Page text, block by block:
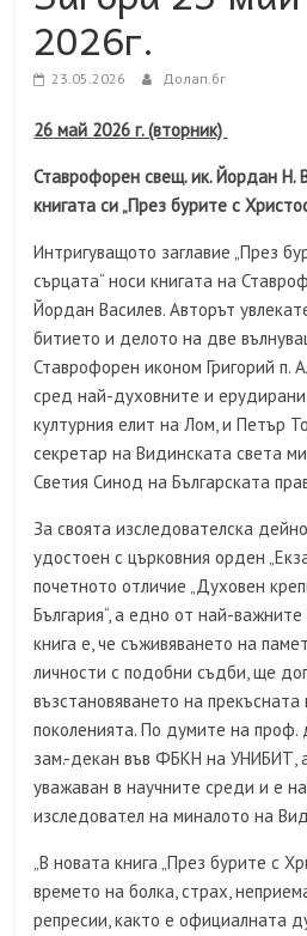
2026г.
23.05.2026 Долап.бг
26 май 2026 г. (вторник)
Ставрофорен свещ. ик. Йордан Н.
книгата си „През бурите с
Интригуващото заглавие „През
сърцата“ носи книгата на
Йордан Василев. Авторът
битието и делото на две
Ставрофорен иконом Григорий п.
сред най-духовните и
културния елит на Лом, и Петър
секретар на Видинската света
Светия Синод на Българската
За своята изследователска
удостоен с църковния орден
почетното отличие „Духовен
България“, а едно от най-
книга е, че съживяването на
личности с подобни съдби, ще
възстановяването на
поколенията. По думите на проф.
зам.-декан във ФБКН на УНИБИТ,
уважаван в научните среди и е
изследовател на миналото на
„В новата книга „През бурите с
времето на болка, страх,
репресии, както е официалната